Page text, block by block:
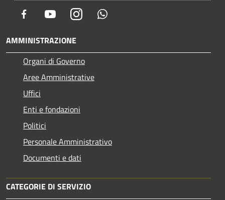
Facebook YoutubeInstagram
AMMINISTRAZIONE
Organi di Governo
Aree Amministrative
Uffici
Enti e fondazioni
Politici
Personale Amministrativo
Documenti e dati
CATEGORIE DI SERVIZIO